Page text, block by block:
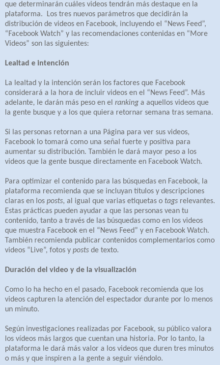
que determinarán cuáles videos tendrán más destaque en la
plataforma.
Los tres nuevos parámetros que decidirán la
distribución de videos en Facebook, incluyendo el “News Feed”,
“Facebook Watch” y las recomendaciones contenidas en “More
Videos” son las siguientes:
Lealtad e intención
La lealtad y la intención serán los factores que Facebook
considerará a la hora de incluir videos en el “News Feed”. Más
adelante, le darán más peso en el ranking a aquellos videos que
la gente busque y a los que quiera retornar semana tras semana.
Si las personas retornan a una Página para ver sus videos,
Facebook lo tomará como una señal fuerte y positiva para
aumentar su distribución. También le dará mayor peso a los
videos que la gente busque directamente en Facebook Watch.
Para optimizar el contenido para las búsquedas en Facebook, la
plataforma recomienda que se incluyan títulos y descripciones
claras en los posts, al igual que varias etiquetas o tags relevantes.
Estas prácticas pueden ayudar a que las personas vean tu
contenido, tanto a través de las búsquedas como en los videos
que muestra Facebook en el “News Feed” y en Facebook Watch.
También recomienda publicar contenidos complementarios como
videos “Live”, fotos y posts de texto.
Duración del video y de la visualización
Como lo ha hecho en el pasado, Facebook recomienda que los
videos capturen la atención del espectador durante por lo menos
un minuto.
Según investigaciones realizadas por Facebook, su público valora
los vídeos más largos que cuentan una historia. Por lo tanto, la
plataforma le dará más valor a los videos que duren tres minutos
o más y que inspiren a la gente a seguir viéndolo.